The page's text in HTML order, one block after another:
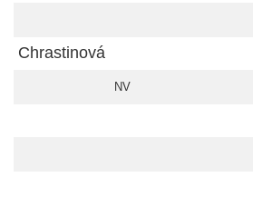
Chrastinová
NV